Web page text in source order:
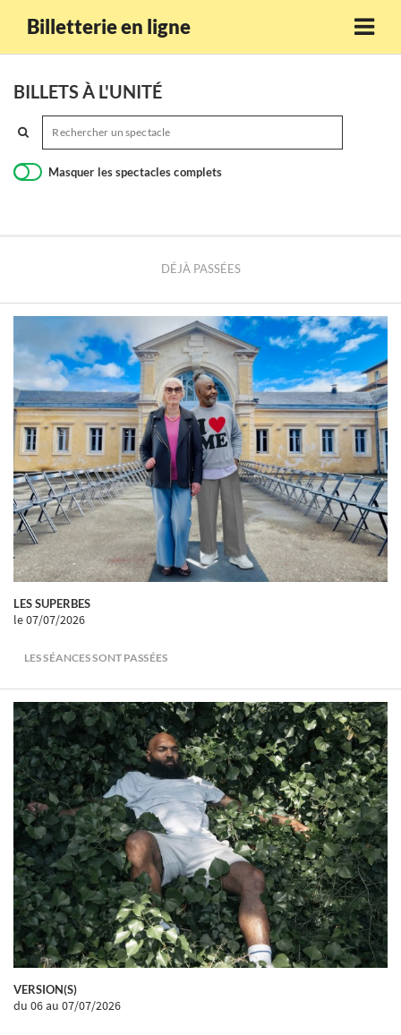
Billetterie en ligne
BILLETS À L'UNITÉ
Masquer les spectacles complets
DÉJÀ PASSÉES
LES SUPERBES
le 07/07/2026
LES SÉANCES SONT PASSÉES
VERSION(S)
du 06au 07/07/2026